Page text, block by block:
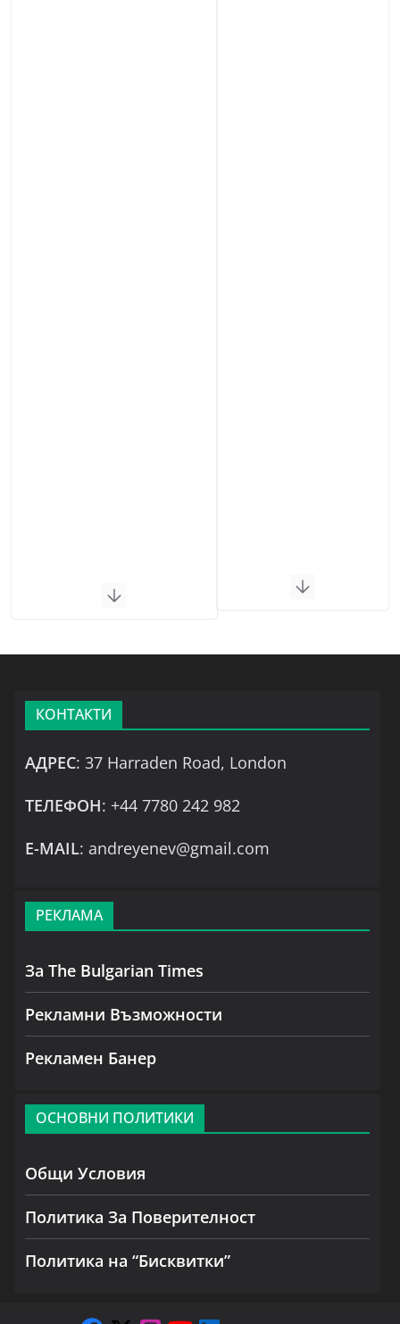
КОНТАКТИ
АДРЕС: 37 Harraden Road, London
ТЕЛЕФОН: +44 7780 242 982
Е-MAIL: andreyenev@gmail.com
РЕКЛАМА
За The Bulgarian Times
Рекламни Възможности
Рекламен Банер
ОСНОВНИ ПОЛИТИКИ
Общи Условия
Политика За Поверителност
Политика на “Бисквитки”